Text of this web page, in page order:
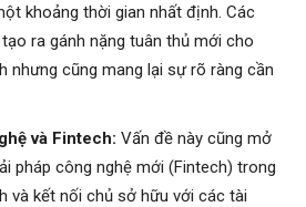
khoảng thời gian nhất định. Các
ra gánh nặng tuân thủ mới cho
nhưng cũng mang lại sự rõ ràng cần
và Fintech: Vấn đề này cũng mở
pháp công nghệ mới (Fintech) trong
và kết nối chủ sở hữu với các tài